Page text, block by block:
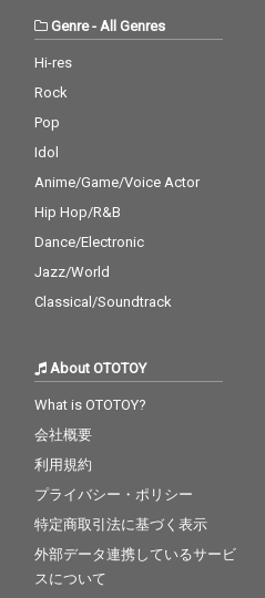
Genre- All Genres
Hi-res
Rock
Pop
Idol
Anime/Game/Voice Actor
Hip Hop/R&B
Dance/Electronic
Jazz/World
Classical/Soundtrack
About OTOTOY
What is OTOTOY?
会社概要
利用規約
プライバシー・ポリシー
特定商取引法に基づく表示
外部データ連携しているサービ
スについて